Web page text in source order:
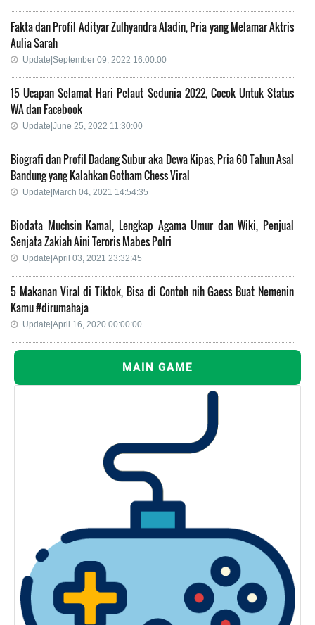
Fakta dan Profil Adityar Zulhyandra Aladin, Pria yang Melamar Aktris
Aulia Sarah
Update|September 09, 2022 16:00:00
15 Ucapan Selamat Hari Pelaut Sedunia 2022, Cocok Untuk Status
WA dan Facebook
Update|June 25, 2022 11:30:00
Biografi dan Profil Dadang Subur aka Dewa Kipas, Pria 60 Tahun Asal
Bandung yang Kalahkan Gotham Chess Viral
Update|March 04, 2021 14:54:35
Biodata Muchsin Kamal, Lengkap Agama Umur dan Wiki, Penjual
Senjata Zakiah Aini Teroris Mabes Polri
Update|April 03, 2021 23:32:45
5 Makanan Viral di Tiktok, Bisa di Contoh nih Gaess Buat Nemenin
Kamu #dirumahaja
Update|April 16, 2020 00:00:00
MAIN GAME